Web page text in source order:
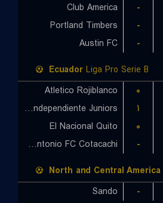
Club America
-
Portland Timbers
-
Austin FC
-
Ecuador Liga Pro Serie B
Atletico Rojiblanco
۰
CD Independiente Juniors
۱
El Nacional Quito
۰
San Antonio FC Cotacachi
-
North and Central America
Sando
-